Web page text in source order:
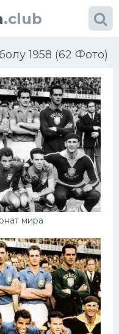
.club
1958 (62 Фото)
мира